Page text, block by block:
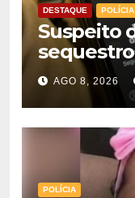
DESTAQUE POLÍCIA
Suspeito
é preso
AGO 8, 2026
POLÍCIA